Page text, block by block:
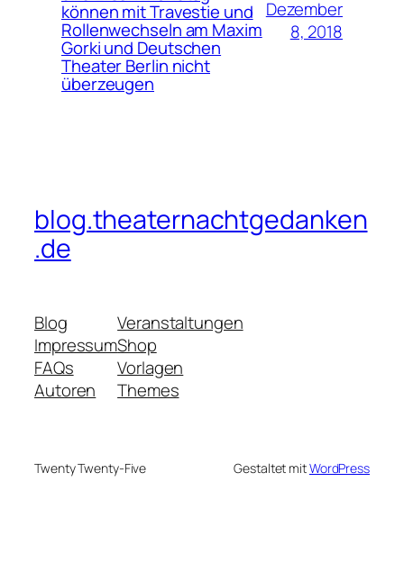
können mit Travestie und
Rollenwechseln am Maxim
Gorki und Deutschen
Theater Berlin nicht
überzeugen
Dezember
8, 2018
blog.theaternachtgedanken
.de
Blog
Impressum
FAQs
Autoren
Veranstaltungen
Shop
Vorlagen
Themes
Twenty Twenty-Five Gestaltet mitWordPress